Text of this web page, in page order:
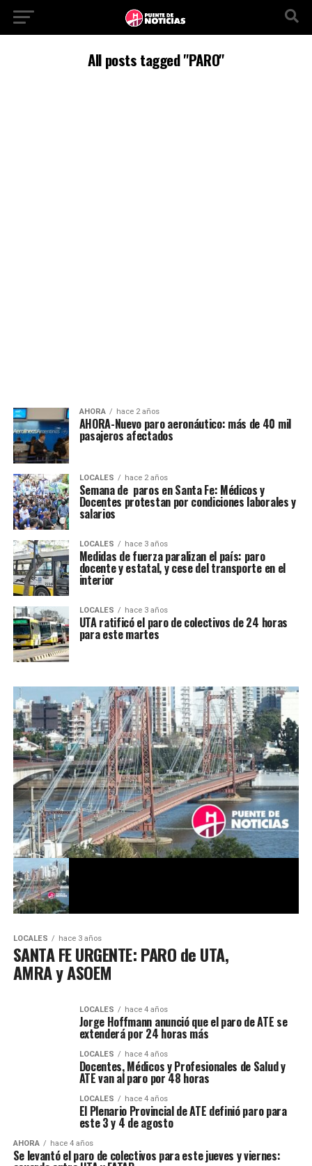
All posts tagged "PARO"
AHORA hace 2 años
AHORA-Nuevo paro aeronáutico: más de 40 mil
pasajeros afectados
LOCALES hace 2 años
Semana de paros en Santa Fe: Médicos y
Docentes protestan por condiciones laborales y
salarios
LOCALES hace 3 años
Medidas de fuerza paralizan el país: paro
docente y estatal, y cese del transporte en el
interior
LOCALES hace 3 años
UTA ratificó el paro de colectivos de 24 horas
para este martes
LOCALES hace 3 años
SANTA FE URGENTE: PARO de UTA,
AMRA y ASOEM
LOCALES hace 4 años
Jorge Hoffmann anunció que el paro de ATE se
extenderá por 24 horas más
LOCALES hace 4 años
Docentes, Médicos y Profesionales de Salud y
ATE van al paro por 48 horas
LOCALES hace 4 años
El Plenario Provincial de ATE definió paro para
este 3 y 4 de agosto
AHORA hace 4 años
Se levantó el paro de colectivos para este jueves y viernes: